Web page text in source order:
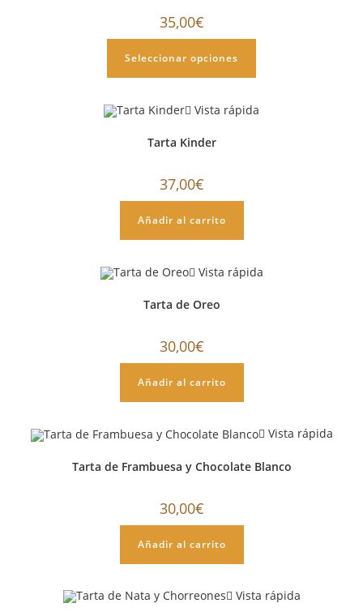
35,00€
Seleccionar opciones
Vista rápida
Tarta Kinder
37,00€
Añadir al carrito
Vista rápida
Tarta de Oreo
30,00€
Añadir al carrito
Vista rápida
Tarta de Frambuesa y Chocolate Blanco
30,00€
Añadir al carrito
Vista rápida